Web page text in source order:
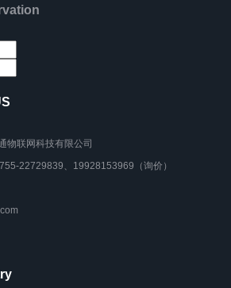
物联网科技有限公司
22729839、19928153969（询价）